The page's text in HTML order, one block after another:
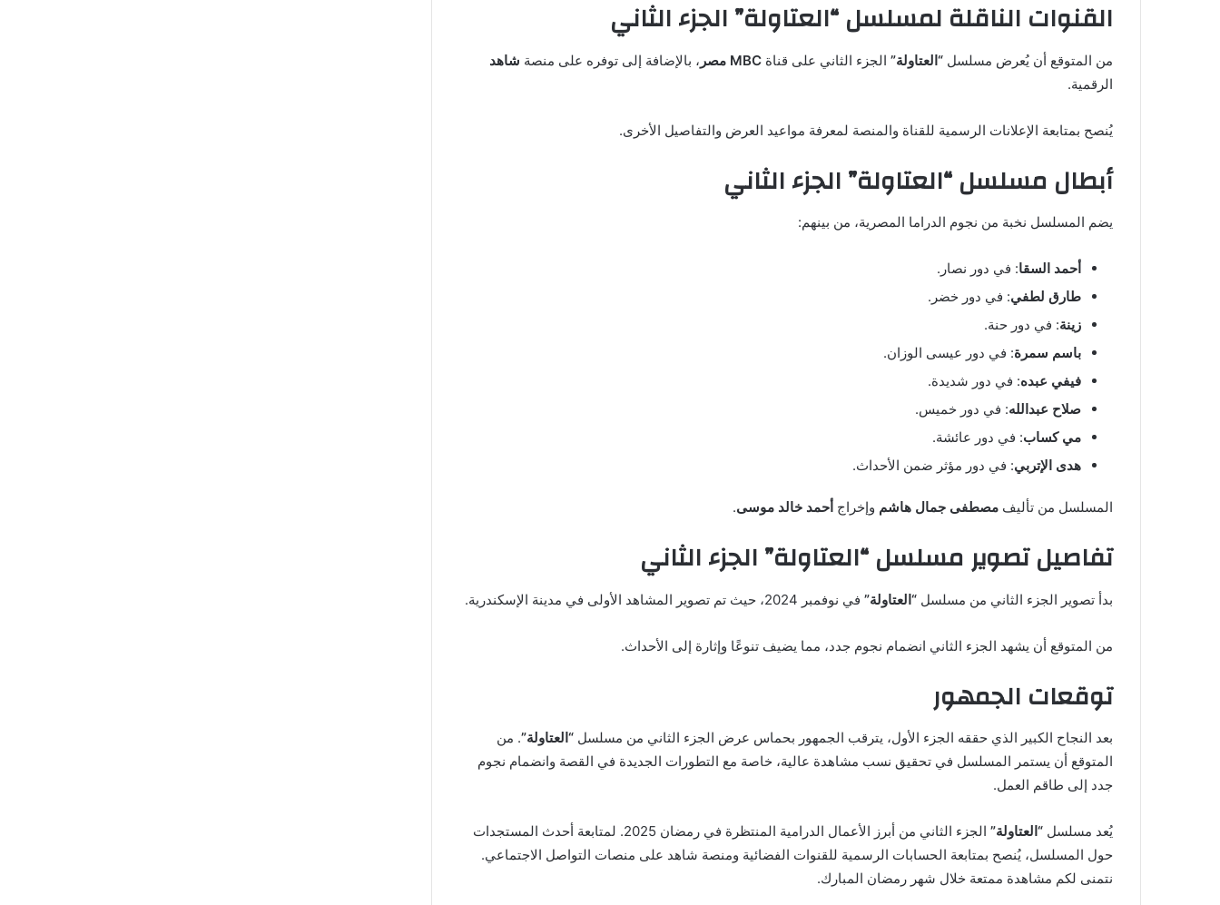
القنوات الناقلة لمسلسل “العتاولة” الجزء الثاني
من المتوقع أن يُعرض مسلسل “العتاولة” الجزء الثاني على قناة MBC مصر ، بالإضافة إلى توفره على منصة شاهد
الرقمية.
يُنصح بمتابعة الإعلانات الرسمية للقناة والمنصة لمعرفة مواعيد العرض والتفاصيل الأخرى.
أبطال مسلسل “العتاولة” الجزء الثاني
يضم المسلسل نخبة من نجوم الدراما المصرية، من بينهم:
أحمد السقا: في دور نصار.
طارق لطفي: في دور خضر.
زينة: في دور حنة.
باسم سمرة: في دور عيسى الوزان.
فيفي عبده: في دور شديدة.
صلاح عبدالله: في دور خميس.
مي كساب: في دور عائشة.
هدى الإتربي: في دور مؤثر ضمن الأحداث.
المسلسل من تأليف مصطفى جمال هاشم وإخراج أحمد خالد موسى.
تفاصيل تصوير مسلسل “العتاولة” الجزء الثاني
بدأ تصوير الجزء الثاني من مسلسل “العتاولة” في نوفمبر 2024، حيث تم تصوير المشاهد الأولى في مدينة الإسكندرية.
من المتوقع أن يشهد الجزء الثاني انضمام نجوم جدد، مما يضيف تنوعًا وإثارة إلى الأحداث.
توقعات الجمهور
بعد النجاح الكبير الذي حققه الجزء الأول، يترقب الجمهور بحماس عرض الجزء الثاني من مسلسل “العتاولة”. من
المتوقع أن يستمر المسلسل في تحقيق نسب مشاهدة عالية، خاصة مع التطورات الجديدة في القصة وانضمام نجوم
جدد إلى طاقم العمل.
يُعد مسلسل “العتاولة”
الجزء الثاني من أبرز الأعمال الدرامية المنتظرة في رمضان 2025. لمتابعة أحدث المستجدات
حول المسلسل، يُنصح بمتابعة الحسابات الرسمية للقنوات الفضائية ومنصة شاهد على منصات التواصل الاجتماعي.
نتمنى لكم مشاهدة ممتعة خلال شهر رمضان المبارك.